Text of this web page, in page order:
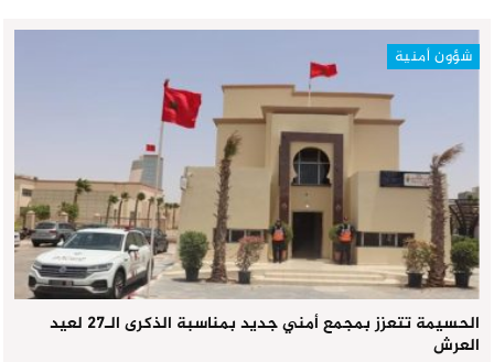
شؤون أمنية
الحسيمة تتعزز بمجمع أمني جديد بمناسبة الذكرى الـ27 لعيد
العرش